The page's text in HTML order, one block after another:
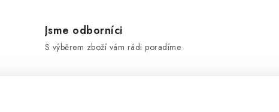
Jsme odborníci
S výběrem zboží vám rádi poradíme